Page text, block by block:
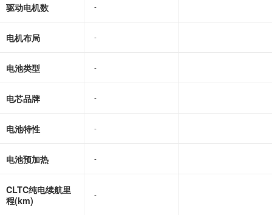
驱动电机数 -
电机布局 -
电池类型 -
电芯品牌 -
电池特性 -
电池预加热 -
CLTC纯电续航里
程(km)
-
-
-
-
-
-
-
-